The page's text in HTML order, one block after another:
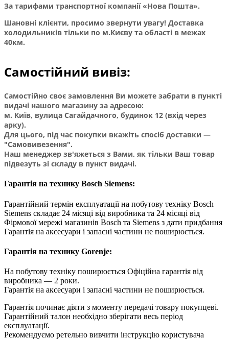
За тарифами транспортної компанії «Нова Пошта».
Шановні клієнти, просимо звернути увагу! Доставка
холодильників тільки по м.Києву та області в межах
40км.
Самостійний вивіз:
Самостійно своє замовлення Ви можете забрати в пункті
видачі нашого магазину за адресою:
м. Київ, вулица Сагайдачного, будинок 12 (вхід через
арку).
Для цього, під час покупки вкажіть спосіб доставки —
"Самовивезення".
Наш менеджер зв'яжеться з Вами, як тільки Ваш товар
підвезуть зі складу в пункт видачі.
Гарантія на технику Bosch Siemens:
Гарантійний термін експлуатації на побутову техніку Bosch
Siemens складає 24 місяці від виробника та 24 місяці від
Фірмової мережі магазинів Bosch та Siemens з дати придбання
Гарантія на аксесуари і запасні частини не поширюється.
Гарантія на технику Gorenje:
На побутову техніку поширюється Oфіційна гарантія від
виробника — 2 роки.
Гарантія на аксесуари і запасні частини не поширюється.
Гарантія починає діяти з моменту передачі товару покупцеві.
Гарантійний талон необхідно зберігати весь період
експлуатації.
Рекомендуємо ретельно вивчити інструкцію користувача